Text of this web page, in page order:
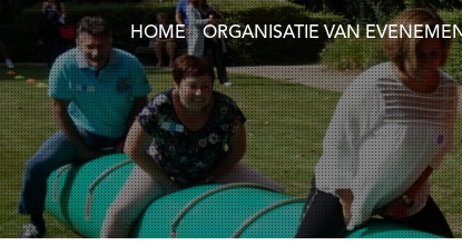
HOME ORGANISATIE VAN